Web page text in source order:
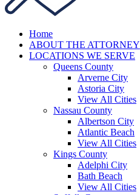
Home
ABOUT THE ATTORNEY
LOCATIONS WE SERVE
Queens County
Arverne City
Astoria City
View All Cities
Nassau County
Albertson City
Atlantic Beach
View All Cities
Kings County
Adelphi City
Bath Beach
View All Cities